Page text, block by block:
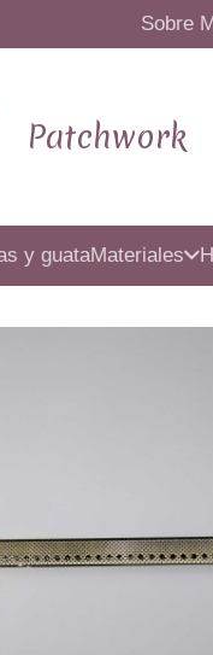
Sobre
Patchwork
y guataMateriales